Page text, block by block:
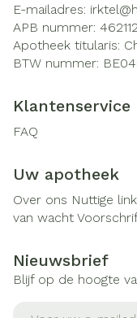
E-mailadres: irktel@
APB nummer:
Apotheek titularis:
BTW nummer:
Klantenservice
FAQ
Uw apotheek
Over ons Nuttige
van wacht
Nieuwsbrief
Blijf op de hoogte